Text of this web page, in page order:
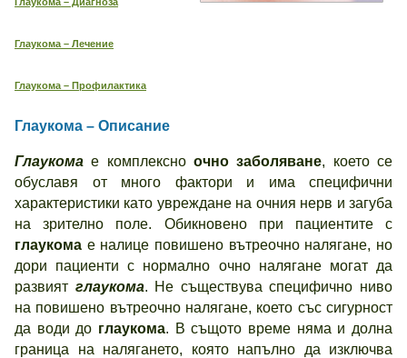
Глаукома – Лечение
Глаукома – Профилактика
Глаукома – Описание
Глаукома е комплексно очно заболяване, което се
обуславя от много фактори и има специфични
характеристики като увреждане на очния нерв и загуба
на зрително поле. Обикновено при пациентите с
глаукома е налице повишено вътреочно налягане, но
дори пациенти с нормално очно налягане могат да
развият глаукома. Не съществува специфично ниво
на повишено вътреочно налягане, което със сигурност
да води до глаукома. В същото време няма и долна
граница на налягането, която напълно да изключва